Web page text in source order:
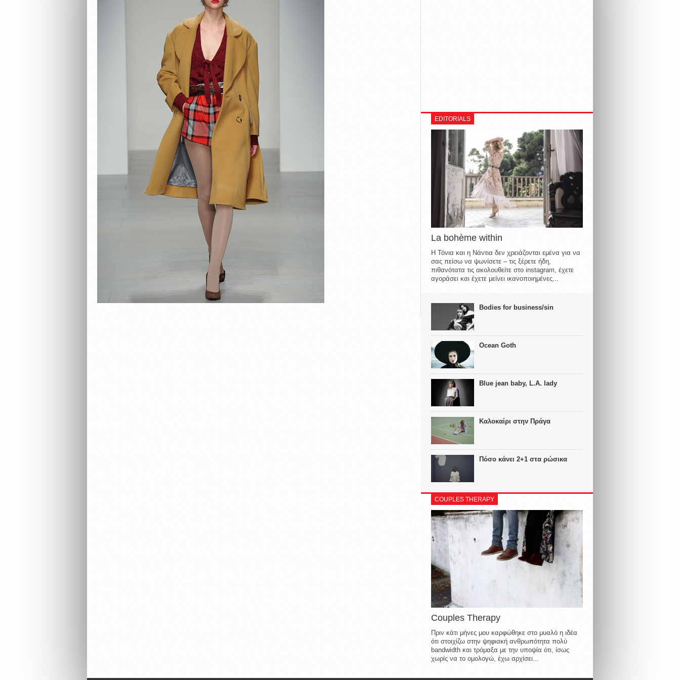
EDITORIALS
La bohème within
Η Τόνια και η Νάντια δεν χρειάζονται εμένα για να
σας πείσω να ψωνίσετε – τις ξέρετε ήδη,
πιθανότατα τις ακολουθείτε στο instagram, έχετε
αγοράσει και έχετε μείνει ικανοποιημένες...
Bodies for business/sin
Ocean Goth
Blue jean baby, L.A. lady
Καλοκαίρι στην Πράγα
Πόσο κάνει 2+1 στα ρώσικα
COUPLES THERAPY
Couples Therapy
Πριν κάτι μήνες μου καρφώθηκε στο μυαλό η ιδέα
ότι στοιχίζω στην ψηφιακή ανθρωπότητα πολύ
bandwidth και τρόμαξα με την υποψία ότι, ίσως
χωρίς να το ομολογώ, έχω αρχίσει...